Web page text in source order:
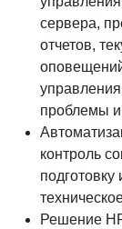
сервера,
отчетов,
проблемы
контроль
Решение